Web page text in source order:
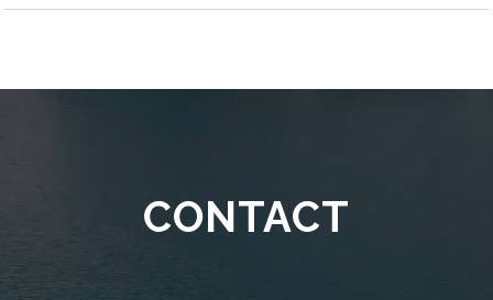
工場内緑地CONTACT